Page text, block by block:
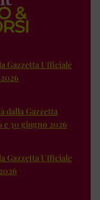
Gazzetta Ufficiale
dalla Gazzetta
e 30 giugno 2026
Gazzetta Ufficiale